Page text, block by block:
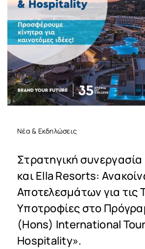
Νέα & Εκδηλώσεις
Στρατηγική
και Ella Resorts:
Αποτελεσμάτων για τις
Υποτροφίες στο
(Hons) International
Hospitality».